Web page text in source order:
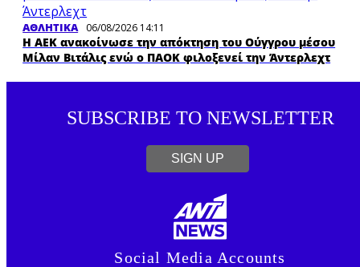
ΑΘΛΗΤΙΚΑ 06/08/2026 14:11
Η ΑΕΚ ανακοίνωσε την απόκτηση του Ούγγρου μέσου
Μίλαν Βιτάλις ενώ ο ΠΑΟΚ φιλοξενεί την Άντερλεχτ
SUBSCRIBE TO NEWSLETTER
SIGN UP
Social Media Accounts